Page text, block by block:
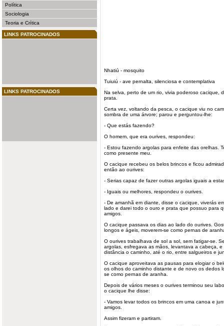
Política
Sociologia
Teoria e Crítica
LINKS PATROCINADOS
LINKS PATROCINADOS
Nhatiú - mosquito
Tuiuiú - ave pernalta, silenciosa e contemplativa
Na selva, perto de um rio, vivia poderoso cacique ,
prata.
Certa vez, voltando da pesca, o cacique viu no
sombra de uma árvore; parou e perguntou-lhe:
- Que estás fazendo?
O homem, que era ourives , respondeu:
- Estou fazendo argolas para enfeite das orelhas.
como presente meu.
O cacique recebeu os belos brincos e ficou
então ao ourives:
- Serias capaz de fazer outras argolas iguais a
- Iguais ou melhores, respondeu o ourives.
- De amanhã em diante, disse o cacique, viverás
lado e darei todo o ouro e prata que possuo para
amigos.
O cacique passava os dias ao lado do ourives.
longos e ágeis, moverem-se como pernas de
O ourives trabalhava de sol a sol, sem fatigar-se.
argolas, esfregava as mãos, levantava a cabeça,
distância o caminho, até o rio, entre salgueiros e
O cacique aproveitava as pausas para elogiar o
os olhos do caminho distante e de novo os dedos
se como pernas de aranha.
Depois de vários meses o ourives terminou seu
o cacique lhe disse:
- Vamos levar todos os brincos em uma canoa e
amigos.
Assim fizeram e partiram.